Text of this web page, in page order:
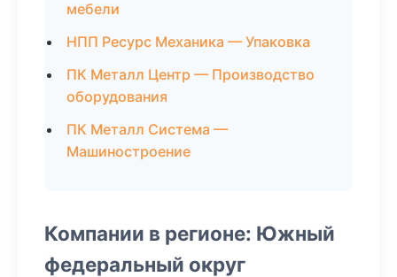
мебели
НПП Ресурс Механика — Упаковка
ПК Металл Центр — Производство
оборудования
ПК Металл Система —
Машиностроение
Компании в регионе: Южный
федеральный округ